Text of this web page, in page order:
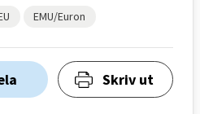
EMU/Euron
Skriv ut